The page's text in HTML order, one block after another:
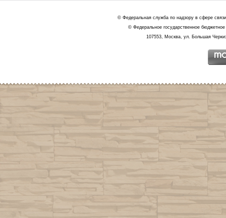
© Федеральная служба по надзору в сфере
© Федеральное государственное
107553, Москва, ул. Большая